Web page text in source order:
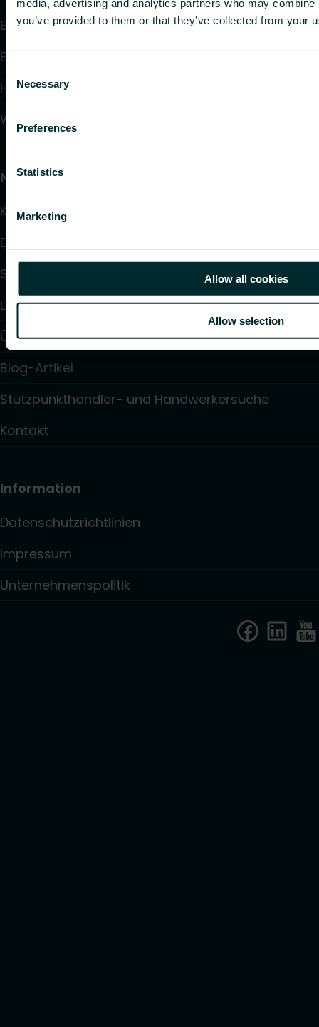
media, advertising and analytics partners who may
you’ve provided to them or that they’ve collected from your
Selection
Necessary
Preferences
Statistics
Marketing
Allow all cookies
Allow selection
Elektroheizung
Elektronische Regelungen
Hydraulische Regelungen
Wandheizung und -kühlung
Nützliche Links
Kalulator
Downloads
Service & Support
Lösungen
Über uns
Blog-Artikel
Stützpunkthändler- und Handwerkersuche
Kontakt
Information
Datenschutzrichtlinien
Impressum
Unternehmenspolitik